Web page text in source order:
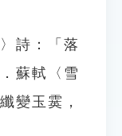
詩：「落
蘇軾〈雪
變玉霙，